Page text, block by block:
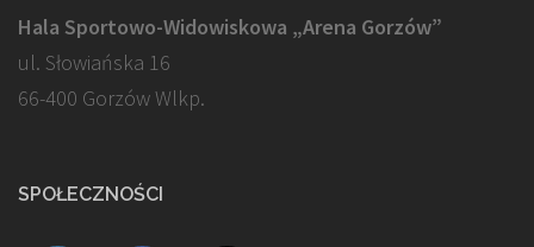
Hala Sportowo-Widowiskowa „Arena Gorzów”
ul. Słowiańska 16
66-400 Gorzów Wlkp.
SPOŁECZNOŚCI